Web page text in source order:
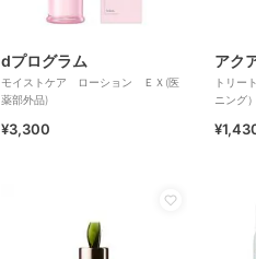
dプログラム
モイストケア ローション ＥＸ(医
薬部外品)
¥3,300
アク
トリー
ニング